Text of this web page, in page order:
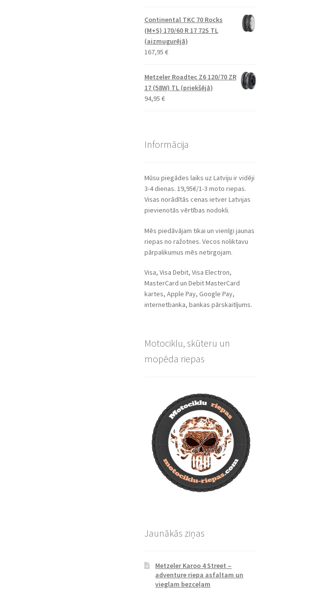
Continental TKC 70 Rocks
(M+S) 170/60 R 17 72S TL
(aizmugurējā)
167,95 €
Metzeler Roadtec Z6 120/70 ZR
17 (58W) TL (priekšējā)
94,95 €
Informācija
Mūsu piegādes laiks uz Latviju ir vidēji
3-4 dienas. 19,95€/1-3 moto riepas.
Visas norādītās cenas ietver Latvijas
pievienotās vērtības nodokli.
Mēs piedāvājam tikai un vienīgi jaunas
riepas no ražotnes. Vecos noliktavu
pārpalikumus mēs netirgojam.
Visa, Visa Debit, Visa Electron,
MasterCard un Debit MasterCard
kartes, Apple Pay, Google Pay,
internetbanka, bankas pārskaitījums.
Motociklu, skūteru un
mopēda riepas
Jaunākās ziņas
Metzeler Karoo 4 Street –
adventure riepa asfaltam un
vieglam bezceļam